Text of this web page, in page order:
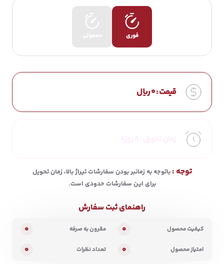
فوری
قیمت :0ریال
توجه :باتوجه به زمانبر بودن سفارشات تیراژ بالا، زمان تحویل
برای این سفارشات حدودی است.
راهنمای ثبت سفارش
کیفیت محصول 0 مقرون به صرفه 0
امتیاز محصول 0 تعداد نظرات 0